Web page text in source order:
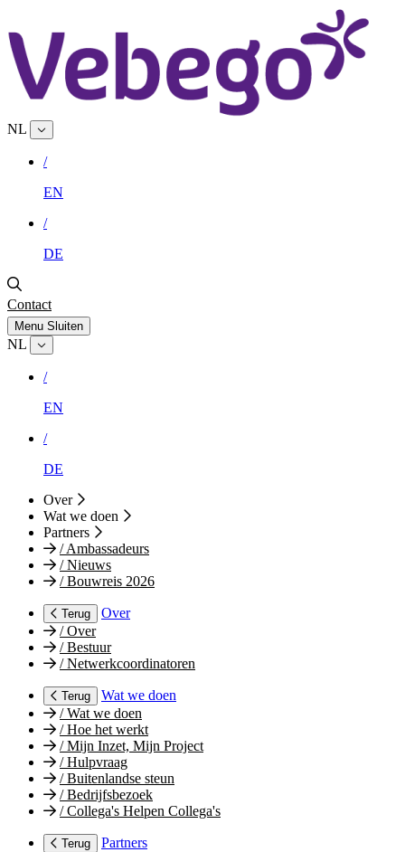
NL
/
EN
/
DE
Contact
Menu Sluiten
NL
/
EN
/
DE
Over
Wat we doen
Partners
/Ambassadeurs
/Nieuws
/Bouwreis 2026
Terug
Over
/Over
/Bestuur
/Netwerkcoordinatoren
Terug
Wat we doen
/Wat we doen
/Hoe het werkt
/Mijn Inzet, Mijn Project
/Hulpvraag
/Buitenlandse steun
/Bedrijfsbezoek
/Collega's Helpen Collega's
Terug
Partners